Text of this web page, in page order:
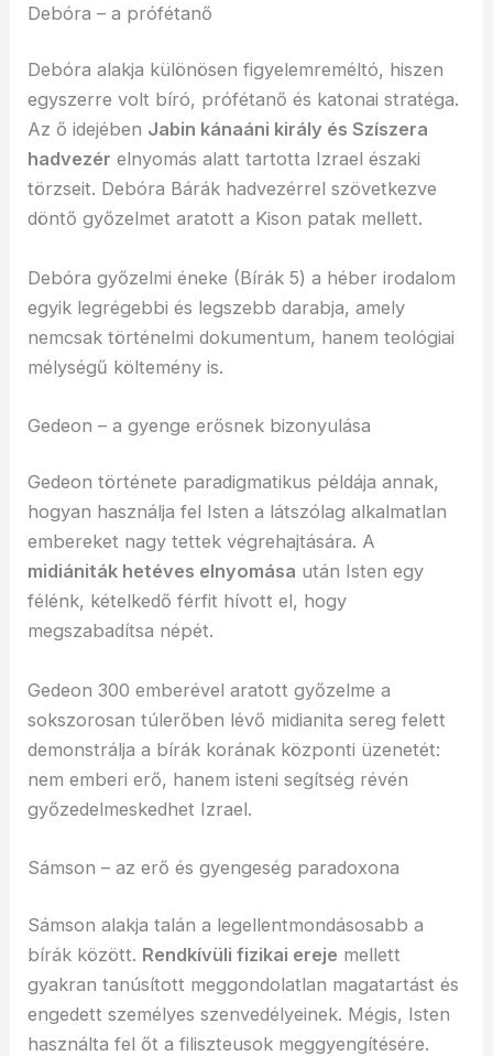
Debóra – a prófétanő
Debóra alakja különösen figyelemreméltó, hiszen
egyszerre volt bíró, prófétanő és katonai stratéga.
Az ő idejében Jabin kánaáni király és Szíszera
hadvezér elnyomás alatt tartotta Izrael északi
törzseit. Debóra Bárák hadvezérrel szövetkezve
döntő győzelmet aratott a Kison patak mellett.
Debóra győzelmi éneke (Bírák 5) a héber irodalom
egyik legrégebbi és legszebb darabja, amely
nemcsak történelmi dokumentum, hanem teológiai
mélységű költemény is.
Gedeon – a gyenge erősnek bizonyulása
Gedeon története paradigmatikus példája annak,
hogyan használja fel Isten a látszólag alkalmatlan
embereket nagy tettek végrehajtására. A
midiániták hetéves elnyomása után Isten egy
félénk, kételkedő férfit hívott el, hogy
megszabadítsa népét.
Gedeon 300 emberével aratott győzelme a
sokszorosan túlerőben lévő midianita sereg felett
demonstrálja a bírák korának központi üzenetét:
nem emberi erő, hanem isteni segítség révén
győzedelmeskedhet Izrael.
Sámson – az erő és gyengeség paradoxona
Sámson alakja talán a legellentmondásosabb a
bírák között. Rendkívüli fizikai ereje mellett
gyakran tanúsított meggondolatlan magatartást és
engedett személyes szenvedélyeinek. Mégis, Isten
használta fel őt a filiszteusok meggyengítésére.